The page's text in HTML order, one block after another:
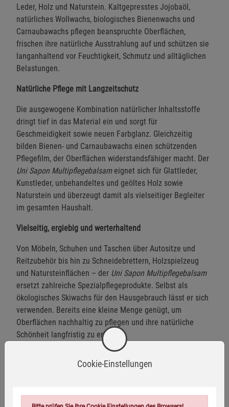
Leder, Holz und Naturstein. Kaltgepresstes Jojobaöl,
natürliches Wollwachs, biologisches Bienenwachs und
Carnaubawachs pflegen beanspruchte Oberflächen,
frischen ihre natürliche Ausstrahlung auf und schützen sie
langanhaltend vor Feuchtigkeit, Schmutz und alltäglichen
Belastungen.
Natürliche Pflege mit Langzeitschutz
Die ausgewogene Kombination natürlicher Inhaltsstoffe
dringt tief in das Material ein und sorgt für
Geschmeidigkeit sowie neuen Farbglanz. Gleichzeitig
bilden Bienen- und Carnaubawachs einen schützenden
Pflegefilm, der Oberflächen widerstandsfähiger macht. Der
Uni Sapon Multipflegebalsameignet sich für Glattleder,
Kunstleder, unbehandeltes und geöltes Holz sowie
Naturstein und überzeugt damit als vielseitiger Begleiter
im gesamten Haushalt.
Vielseitig, ergiebig und werterhaltend
Von Möbeln, Schuhen und Taschen über Autositze und
Reitzubehör bis hin zu Schneidebrettern, Holzspielzeug
und Natursteinflächen – der Uni Sapon Multipflegebalsam
ersetzt zahlreiche Spezialpflegeprodukte. Selbst als
ökologisches Skiwachs für den Hausgebrauch lässt er sich
verwenden. Bereits eine kleine Menge genügt, um
Oberflächen nachhaltig zu pflegen und ihre natürliche
Schönheit langfristig zu erhalten.
Natürlicher Multipflegebalsam für Leder, Holz und
Bienenwachs und Carnaubawachs
Cookie-Einstellungen